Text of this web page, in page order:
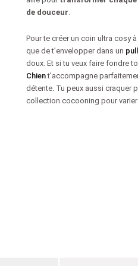
de douceur.
Pour te créer un coin ultra cosy
que de t’envelopper dans un
doux. Et si tu veux faire fondre
Chient’accompagne
détente. Tu peux aussi craquer
collection cocooning pour